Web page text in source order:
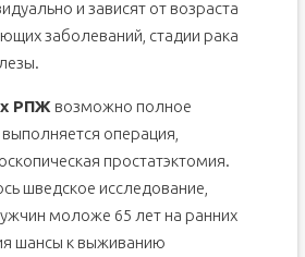
и зависят от возраста
заболеваний, стадии рака
РПЖ возможно полное
операция,
простатэктомия.
шведское исследование,
моложе 65 лет на ранних
шансы к выживанию